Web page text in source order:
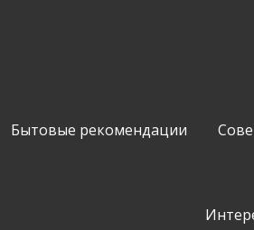
Бытовые рекомендации